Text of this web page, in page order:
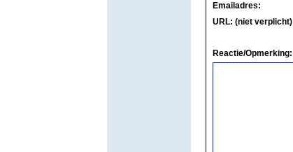
Emailadres:
URL: (niet verplicht)
Reactie/Opmerking: